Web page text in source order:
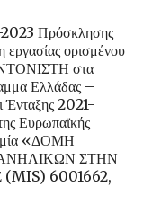
2023 Πρόσκλησης
ορισμένου
στα
Ελλάδας –
Ένταξης 2021-
Ευρωπαϊκής
«ΔΟΜΗ
ΣΤΗΝ
6001662,